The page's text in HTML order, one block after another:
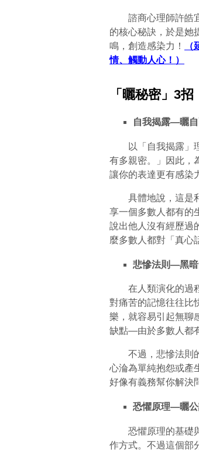
諮商心理師許皓宜
的核心秘訣，於是她
鳴，創造感染力！
情、觸動人心！）
「曬秘密」3招
自我揭露—曬
以「自我揭露」理
有多親密。」因此，
讓你的表達更有感染
具體地說，這是利
享一個多數人都有的
說出他人沒有經歷過
麼多數人都對「真心
悲慘法則—黑
在人類演化的過程
對痛苦的記憶往往比
樂，就容易引起無聊
缺點—由於多數人都
不過，悲慘法則的
心淪為單純抱怨或產
好像有義務幫你解決
恐懼原理—曬
恐懼原理的基礎與
作方式。不過這個部